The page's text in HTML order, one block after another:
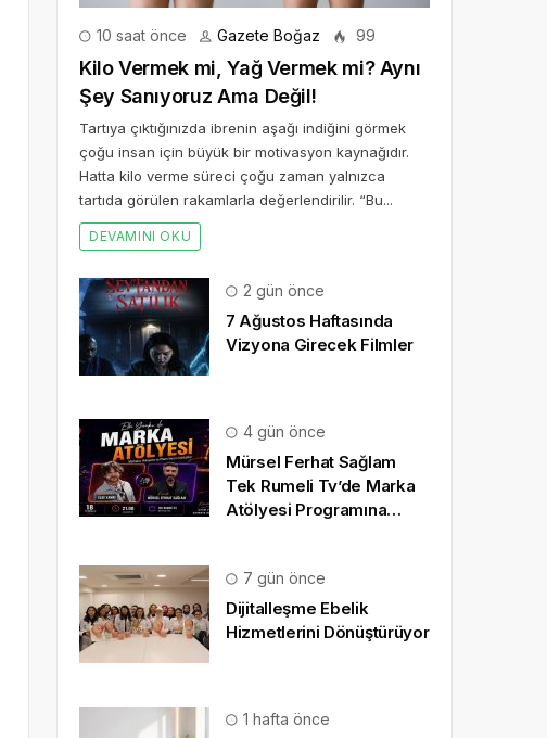
10 saat önce Gazete Boğaz 99
Kilo Vermek mi, Yağ Vermek mi? Aynı
Şey Sanıyoruz Ama Değil!
Tartıya çıktığınızda ibrenin aşağı indiğini görmek
çoğu insan için büyük bir motivasyon kaynağıdır.
Hatta kilo verme süreci çoğu zaman yalnızca
tartıda görülen rakamlarla değerlendirilir. “Bu...
DEVAMINI OKU
2 gün önce
7 Ağustos Haftasında
Vizyona Girecek Filmler
4 gün önce
Mürsel Ferhat Sağlam
Tek Rumeli Tv’de Marka
Atölyesi Programına
7 gün önce
Dijitalleşme Ebelik
Hizmetlerini Dönüştürüyor
1 hafta önce